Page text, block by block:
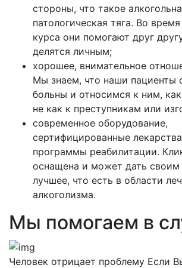
стороны, что такое
патологическая тяга. Во
курса они помогают друг
делятся личным;
хорошее, внимательное
Мы знаем, что наши пациенты
больны и относимся к ним,
не как к преступникам или
современное оборудование,
сертифицированные
программы реабилитации.
оснащена и может дать своим
лучшее, что есть в области
алкоголизма.
Мы помогаем в
Человек отрицает проблему Если